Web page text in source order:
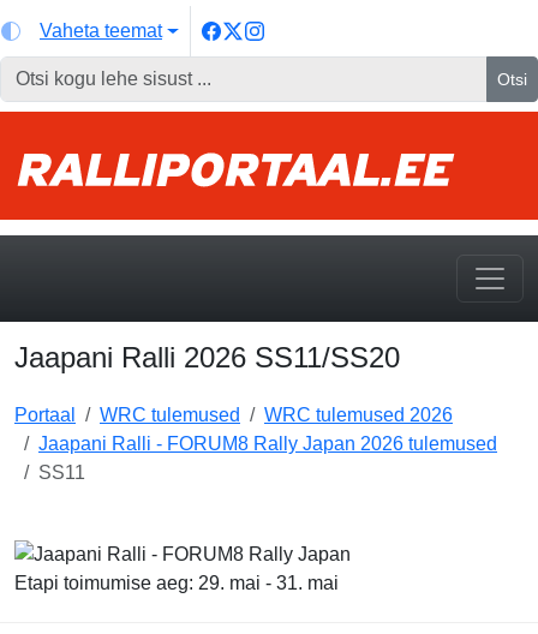
Vaheta teemat
Otsi
Jaapani Ralli 2026 SS11/SS20
Portaal WRC tulemused
WRC tulemused 2026
Jaapani Ralli - FORUM8 Rally Japan 2026 tulemused
SS11
Etapi toimumise aeg: 29. mai - 31. mai